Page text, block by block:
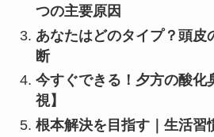
つの主要原因
あなたはどのタイプ？頭皮
断
今すぐできる！夕方の酸化
視】
根本解決を目指す｜生活習